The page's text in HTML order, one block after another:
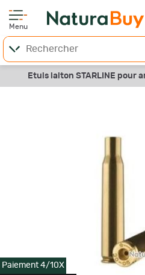
Menu
Etuis laiton STARLINE pour
Paiement 4/10X